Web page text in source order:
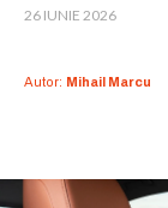
26 IUNIE 2026
Autor: Mihail Marcu